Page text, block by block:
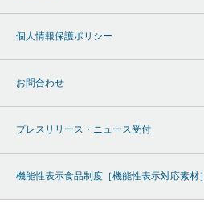
個人情報保護ポリシー
お問合わせ
プレスリリース・ニュース受付
機能性表示食品制度［機能性表示対応素材］